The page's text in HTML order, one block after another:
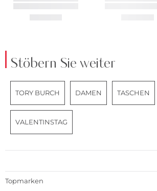
Stöbern Sie weiter
TORY BURCH DAMEN TASCHEN
VALENTINSTAG
Topmarken